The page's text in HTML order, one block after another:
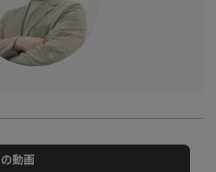
ることで、売れるセールスコピーは必
動画